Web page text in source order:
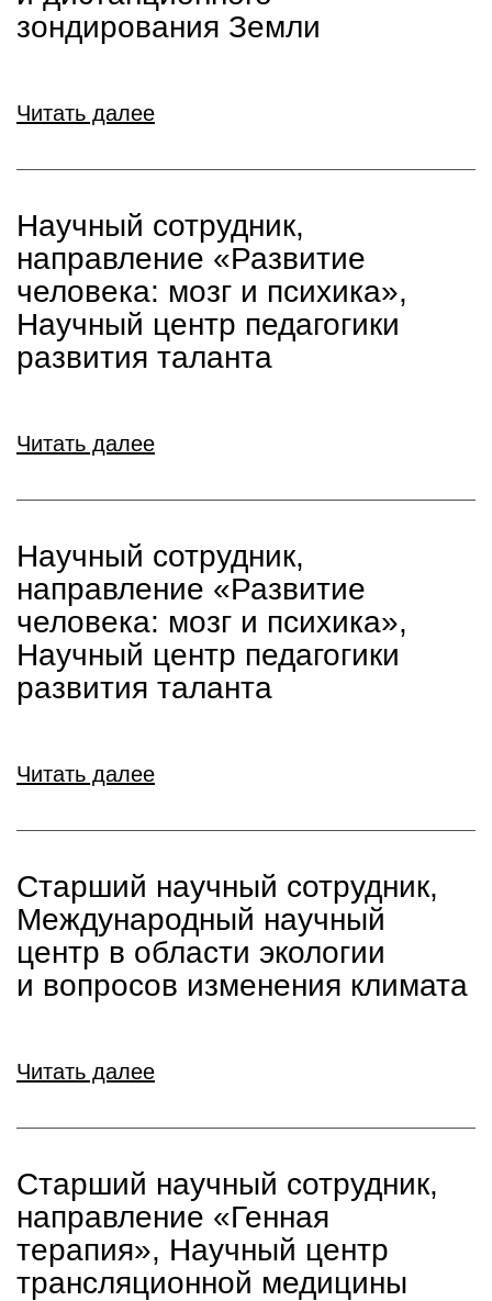
зондирования Земли
Читать далее
Научный сотрудник,
направление «Развитие
человека: мозг и психика»,
Научный центр педагогики
развития таланта
Читать далее
Научный сотрудник,
направление «Развитие
человека: мозг и психика»,
Научный центр педагогики
развития таланта
Читать далее
Старший научный сотрудник,
Международный научный
центр в области экологии
и вопросов изменения климата
Читать далее
Старший научный сотрудник,
направление «Генная
терапия», Научный центр
трансляционной медицины